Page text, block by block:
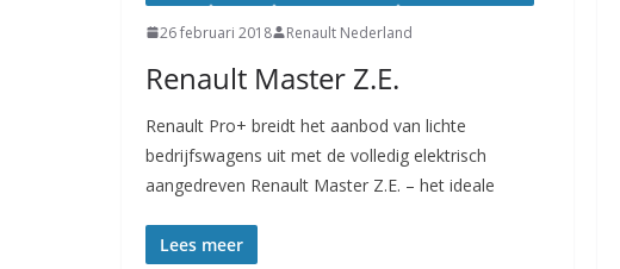
26 februari 2018 Renault Nederland
Renault Master Z.E.
Renault Pro+ breidt het aanbod van lichte
bedrijfswagens uit met de volledig elektrisch
aangedreven Renault Master Z.E. – het ideale
Lees meer